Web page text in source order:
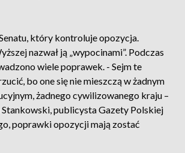
który kontroluje opozycja.
nazwał ją „wypocinami”. Podczas
wiele poprawek. - Sejm te
bo one się nie mieszczą w żadnym
żadnego cywilizowanego kraju –
publicysta Gazety Polskiej
poprawki opozycji mają zostać